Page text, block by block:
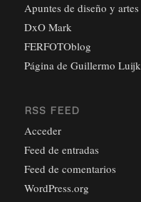
Apuntes de diseño y
DxO Mark
FERFOTOblog
Página de Guillermo Luijk
RSS FEED
Acceder
Feed de entradas
Feed de comentarios
WordPress.org